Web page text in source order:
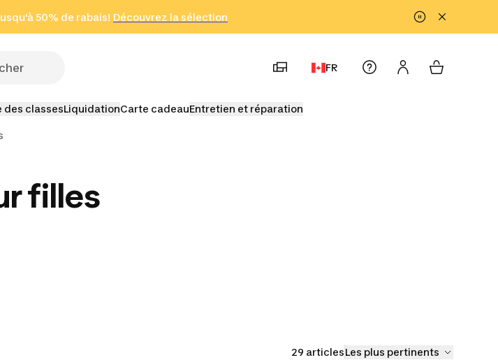
50% de rabais! Découvrez la sélection
Cliquez ici
en seulement 2 h!
(Zones sélectionnées)
FR
des classesLiquidationCarte cadeauEntretien et réparation
filles
29 articlesLes plus pertinents